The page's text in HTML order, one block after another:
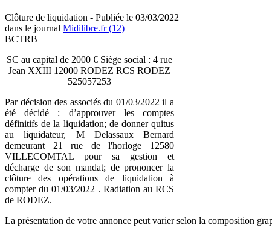
Clôture de liquidation - Publiée le 03/03/2022
dans le journal Midilibre.fr (12)
BCTRB
SC au capital de 2000 € Siège social : 4 rue
Jean XXIII 12000 RODEZ RCS RODEZ
525057253
Par décision des associés du 01/03/2022 il a
été décidé : d’approuver les comptes
définitifs de la liquidation; de donner quitus
au liquidateur, M Delassaux Bernard
demeurant 21 rue de l'horloge 12580
VILLECOMTAL pour sa gestion et
décharge de son mandat; de prononcer la
clôture des opérations de liquidation à
compter du 01/03/2022 . Radiation au RCS
de RODEZ.
La présentation de votre annonce peut varier selon la composition